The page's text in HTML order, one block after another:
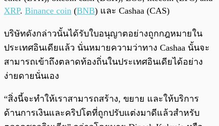
XRP. Binance coin (BNB) และ Cashaa (CAS)
บริษัทดังกล่าวนั้นได้รับใบอนุญาตอย่างถูกกฎหมายใน
ประเทศอินเดียแล้ว นั่นหมายความว่าทาง Cashaa นั้นจะ
สามารถเข้าถึงตลาดท้องถิ่นในประเทศอินเดียได้อย่าง
ง่ายดายนั่นเอง
“สิ่งนี้จะทำให้เราสามารถสร้าง, ขยาย และให้บริการ
ด้านการเงินและคริปโตที่ถูกปรับแต่งมาดีแล้วสำหรับ